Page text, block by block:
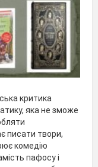
критика
яка не зможе
писати твори,
комедію
пафосу і